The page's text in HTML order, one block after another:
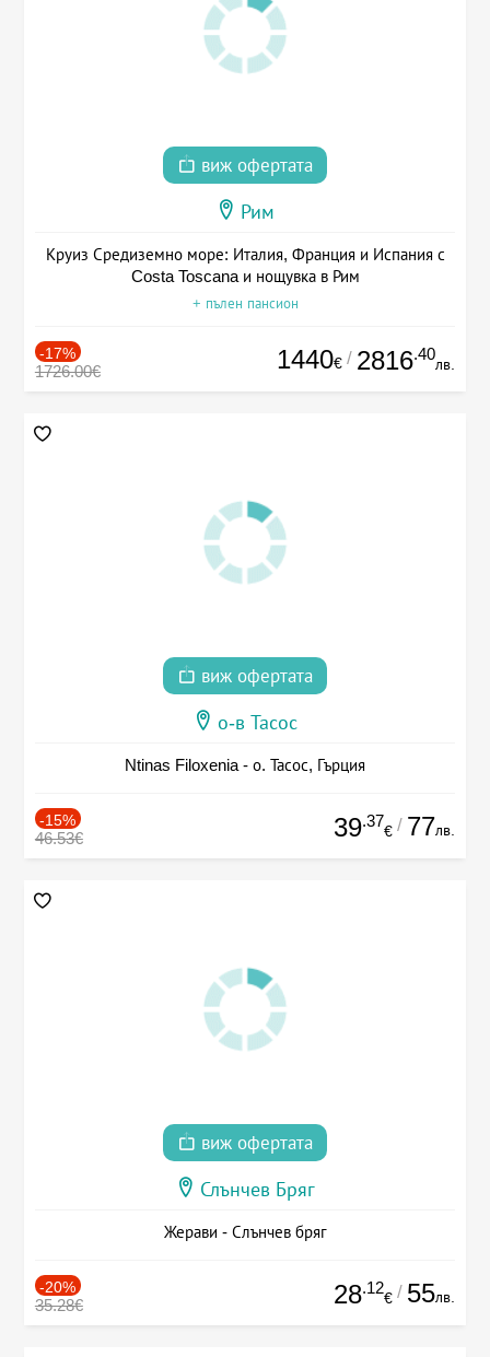
виж офертата
Рим
Круиз Средиземно море: Италия, Франция и Испания с
Costa Toscana и нощувка в Рим
+ пълен пансион
-17%
1726.00€ 1440€ / 2816.40
лв.
виж офертата
о-в Тасос
Ntinas Filoxenia - о. Тасос, Гърция
-15%
46.53€ 39.37
€ / 77лв.
виж офертата
Слънчев Бряг
Жерави - Слънчев бряг
-20%
35.28€ 28.12
€ / 55лв.